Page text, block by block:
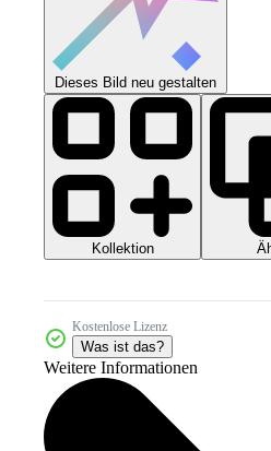
Dieses Bild neu gestalten
Kollektion
Kostenlose Lizenz
Was ist das?
Weitere Informationen